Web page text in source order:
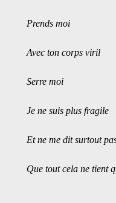
Prends moi
Avec ton corps viril
Serre moi
Je ne suis plus fragile
Et ne me dit surtout
Que tout cela ne tient